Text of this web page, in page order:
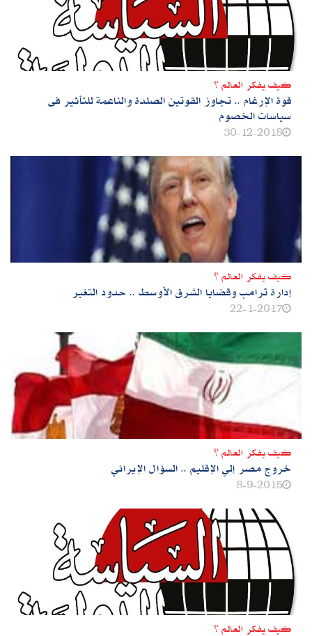
كيف يفكر العالم ؟
قوة الإرغام‮ .. ‬تجاوز القوتين الصلدة والناعمة للتأثير فى
سياسات الخصوم
30-12-2018
كيف يفكر العالم ؟
إدارة ترامب وقضايا الشرق الأوسط‮ .. ‬حدود التغير
22-1-2017
كيف يفكر العالم ؟
خروج مصر إلي الإقليم‮ .. ‬السؤال الإيراني
8-9-2015
كيف يفكر العالم ؟